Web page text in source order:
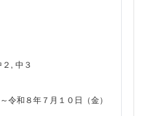
, 中３
令和８年７月１０日（金）